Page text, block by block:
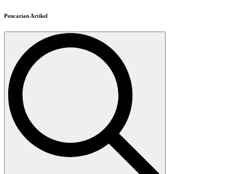
Pencarian Artikel